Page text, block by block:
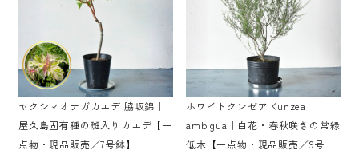
ヤクシマオナガカエデ 脇坂錦｜
屋久島固有種の斑入りカエデ【一
点物・現品販売／7号鉢】
ホワイトクンゼア Kunzea
ambigua｜白花・春秋咲きの常緑
低木【一点物・現品販売／9号